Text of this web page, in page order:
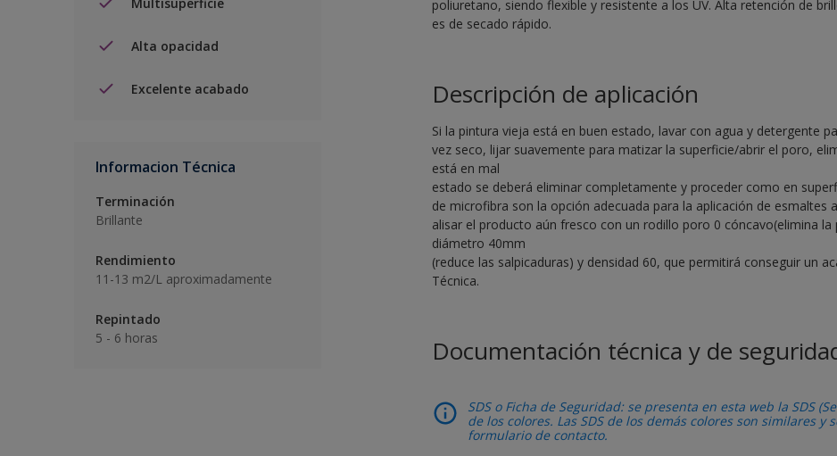
Alta opacidad
Excelente acabado
Informacion Técnica
Terminación
Brillante
Rendimiento
11-13 m2/L aproximadamente
Repintado
5 - 6 horas
poliuretano, siendo flexible y resistente a los UV. Alta retención de
es de secado rápido.
Descripción de aplicación
Si la pintura vieja está en buen estado, lavar con agua y detergente
vez seco, lijar suavemente para matizar la superficie/abrir el poro,
está en mal
estado se deberá eliminar completamente y proceder como en
de microfibra son la opción adecuada para la aplicación de esmaltes
alisar el producto aún fresco con un rodillo poro 0 cóncavo(elimina
diámetro 40mm
(reduce las salpicaduras) y densidad 60, que permitirá conseguir un
Técnica.
Documentación técnica y de
SDS o Ficha de Seguridad: se presenta en esta web la SDS
de los colores. Las SDS de los demás colores son similares
formulario de contacto.